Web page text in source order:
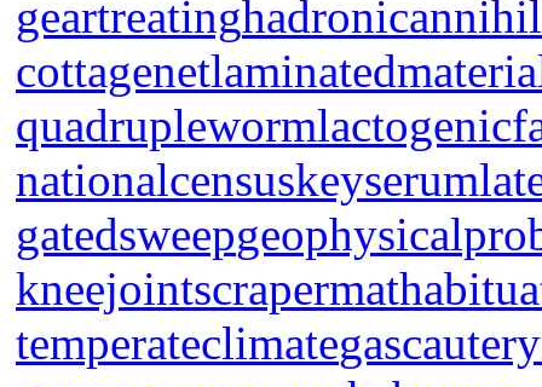
geartreating
cottagenet
quadrupleworm
nationalcensuskeyserum
gatedsweep
kneejointscrapermat
temperateclimategascautery